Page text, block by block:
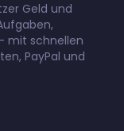
Geld und
mit schnellen
PayPal und